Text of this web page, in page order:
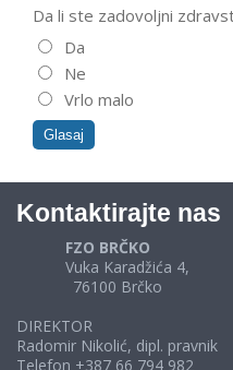
Da li ste zadovoljni
Da
Ne
Vrlo malo
Kontaktirajte nas
FZO BRČKO
Vuka Karadžića 4,
76100 Brčko
DIREKTOR
Radomir Nikolić, dipl. pravnik
Telefon +387 66 794 982